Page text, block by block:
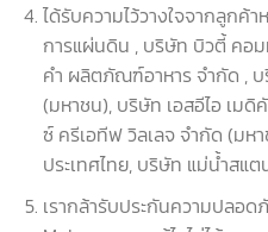
ได้รับความไว้วางใจจากลูกค้
การแผ่นดิน , บริษัท บิวตี้ คอ
คำ ผลิตภัณฑ์อาหาร จำกัด ,
(มหาชน), บริษัท เอสอีไอ เม
ซ์ ครีเอทีฟ วิลเลจ จำกัด (มห
ประเทศไทย, บริษัท แม่น้ำสแ
เรากล้ารับประกันความปลอ